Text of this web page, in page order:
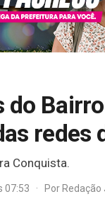
redes
Conquista.
07:53 · PorRedação